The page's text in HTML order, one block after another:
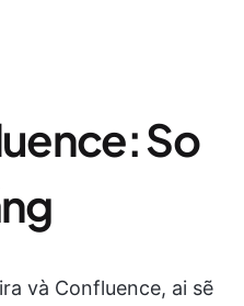
So
và Confluence, ai sẽ